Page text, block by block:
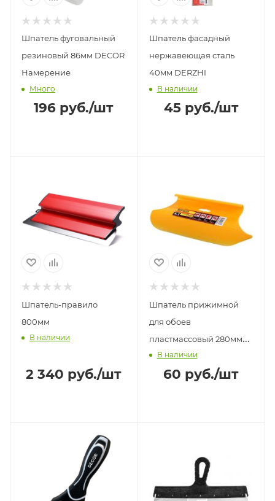
Шпатель фуговальный
резиновый 86мм DECOR
Намерение
Много
196 руб./шт
Шпатель фасадный
нержавеющая сталь
40мм DERZHI
В наличии
45руб./шт
Шпатель-правило
800мм
В наличии
2 340 руб./шт
Шпатель прижимной
для обоев
пластмассовый 280мм
STAYER MAXFlat
В наличии
60 руб./шт